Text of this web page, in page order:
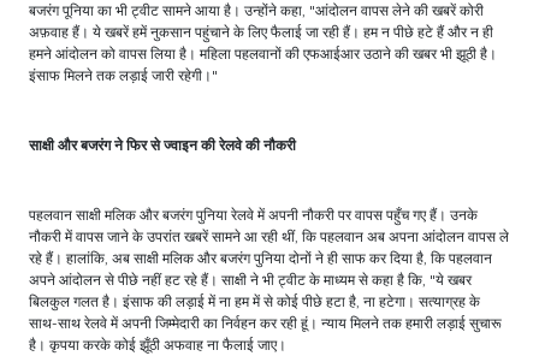
बजरंग पूनिया का भी ट्वीट सामने आया है। उन्होंने कहा, "आंदोलन वापस लेने की खबरें कोरी
अफ़वाह हैं। ये खबरें हमें नुकसान पहुंचाने के लिए फैलाई जा रही हैं। हम न पीछे हटे हैं और न ही
हमने आंदोलन को वापस लिया है। महिला पहलवानों की एफआईआर उठाने की खबर भी झूठी है।
इंसाफ मिलने तक लड़ाई जारी रहेगी।"
साक्षी और बजरंग ने फिर से ज्वाइन की रेलवे की नौकरी
पहलवान साक्षी मलिक और बजरंग पुनिया रेलवे में अपनी नौकरी पर वापस पहुँच गए हैं। उनके
नौकरी में वापस जाने के उपरांत खबरें सामने आ रही थीं, कि पहलवान अब अपना आंदोलन वापस ले
रहे हैं। हालांकि, अब साक्षी मलिक और बजरंग पुनिया दोनों ने ही साफ कर दिया है, कि पहलवान
अपने आंदोलन से पीछे नहीं हट रहे हैं। साक्षी ने भी ट्वीट के माध्यम से कहा है कि, "ये खबर
बिलकुल गलत है। इंसाफ की लड़ाई में ना हम में से कोई पीछे हटा है, ना हटेगा। सत्याग्रह के
साथ-साथ रेलवे में अपनी जिम्मेदारी का निर्वहन कर रही हूं। न्याय मिलने तक हमारी लड़ाई सुचारू
है। कृपया करके कोई झूँठी अफवाह ना फैलाई जाए।